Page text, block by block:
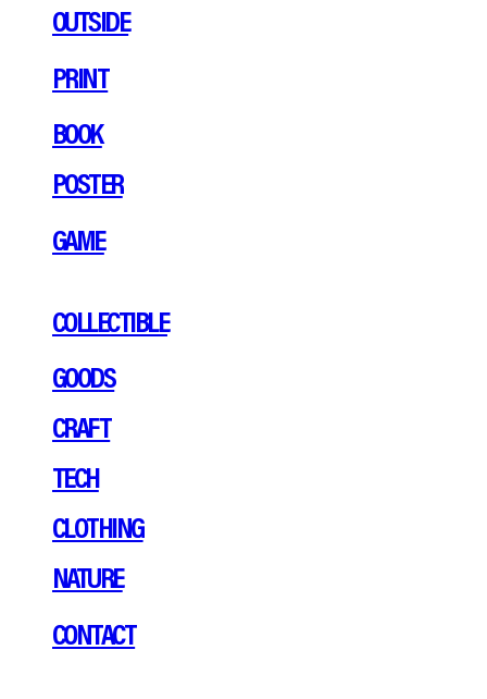
OUTSIDE
PRINT
BOOK
POSTER
GAME
COLLECTIBLE
GOODS
CRAFT
TECH
CLOTHING
NATURE
CONTACT